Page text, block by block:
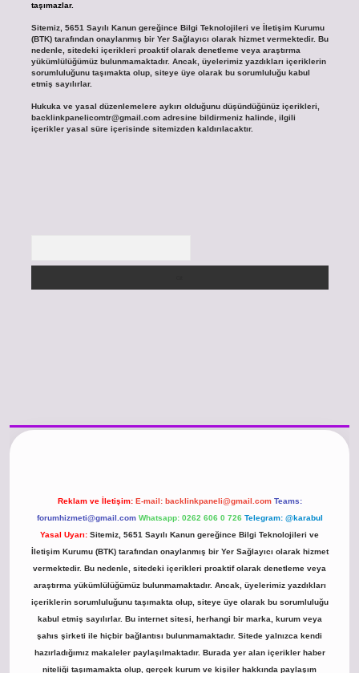
taşımazlar.
Sitemiz, 5651 Sayılı Kanun gereğince Bilgi Teknolojileri ve İletişim Kurumu
(BTK) tarafından onaylanmış bir Yer Sağlayıcı olarak hizmet vermektedir. Bu
nedenle, sitedeki içerikleri proaktif olarak denetleme veya araştırma
yükümlülüğümüz bulunmamaktadır. Ancak, üyelerimiz yazdıkları içeriklerin
sorumluluğunu taşımakta olup, siteye üye olarak bu sorumluluğu kabul
etmiş sayılırlar.
Hukuka ve yasal düzenlemelere aykırı olduğunu düşündüğünüz içerikleri,
backlinkpanelicomtr@gmail.comadresine bildirmeniz halinde, ilgili
içerikler yasal süre içerisinde sitemizden kaldırılacaktır.
Reklam ve İletişim: E-mail: backlinkpaneli@gmail.com Teams:
forumhizmeti@gmail.com Whatsapp: 0262 606 0 726 Telegram: @karabul
Yasal Uyarı: Sitemiz, 5651 Sayılı Kanun gereğince Bilgi Teknolojileri ve
İletişim Kurumu (BTK) tarafından onaylanmış bir Yer Sağlayıcı olarak hizmet
vermektedir. Bu nedenle, sitedeki içerikleri proaktif olarak denetleme veya
araştırma yükümlülüğümüz bulunmamaktadır. Ancak, üyelerimiz yazdıkları
içeriklerin sorumluluğunu taşımakta olup, siteye üye olarak bu sorumluluğu
kabul etmiş sayılırlar. Bu internet sitesi, herhangi bir marka, kurum veya
şahıs şirketi ile hiçbir bağlantısı bulunmamaktadır. Sitede yalnızca kendi
hazırladığımız makaleler paylaşılmaktadır. Burada yer alan içerikler haber
niteliği taşımamakta olup, gerçek kurum ve kişiler hakkında paylaşım